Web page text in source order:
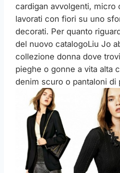
cardigan avvolgenti, micro
lavorati con fiori su uno
decorati. Per quanto
del nuovo catalogoLiu Jo
collezione donna dove
pieghe o gonne a vita alta
denim scuro o pantaloni di